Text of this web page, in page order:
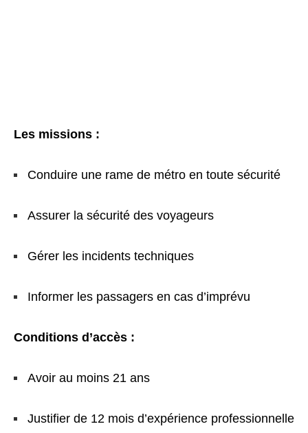
Les missions :
Conduire une rame de métro en toute sécurité
Assurer la sécurité des voyageurs
Gérer les incidents techniques
Informer les passagers en cas d’imprévu
Conditions d’accès :
Avoir au moins 21 ans
Justifier de 12 mois d’expérience professionnelle